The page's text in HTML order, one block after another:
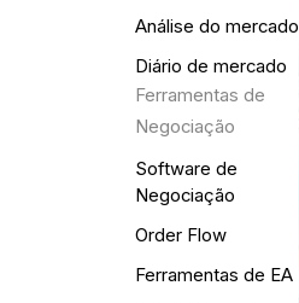
Análise do mercado
Diário de mercado
Ferramentas de
Negociação
Software de
Negociação
Order Flow
Ferramentas de EA